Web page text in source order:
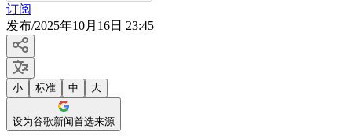
订阅
发布/2025年10月16日 23:45
小 标准 中 大
设为谷歌新闻首选来源